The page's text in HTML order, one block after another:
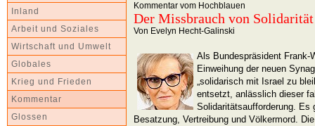
Inland
Arbeit und Soziales
Wirtschaft und Umwelt
Globales
Krieg und Frieden
Kommentar
Glossen
Kommentar vom Hochblauen
Der Missbrauch von Solidarität
Von Evelyn Hecht-Galinski
Als Bundespräsident Frank-
Einweihung der neuen
„solidarisch mit Israel zu
entsetzt, anlässlich dieser
Solidaritätsaufforderung. Es
Besatzung, Vertreibung und Völkermord.